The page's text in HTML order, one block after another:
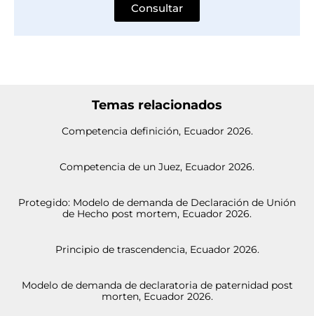
Consultar
Temas relacionados
Competencia definición, Ecuador 2026.
Competencia de un Juez, Ecuador 2026.
Protegido: Modelo de demanda de Declaración de Unión
de Hecho post mortem, Ecuador 2026.
Principio de trascendencia, Ecuador 2026.
Modelo de demanda de declaratoria de paternidad post
morten, Ecuador 2026.